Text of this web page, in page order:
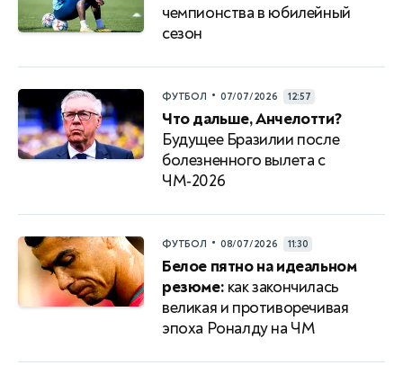
чемпионства в юбилейный
сезон
ФУТБОЛ • 07/07/2026 12:57
Что дальше, Анчелотти?
Будущее Бразилии после
болезненного вылета с
ЧМ‑2026
ФУТБОЛ • 08/07/2026 11:30
Белое пятно на идеальном
резюме: как закончилась
великая и противоречивая
эпоха Роналду на ЧМ